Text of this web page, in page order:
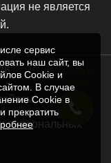
не является
персональных
заказать
звонок
сервис
наш сайт, вы
Cookie и
В случае
Cookie в
прекратить